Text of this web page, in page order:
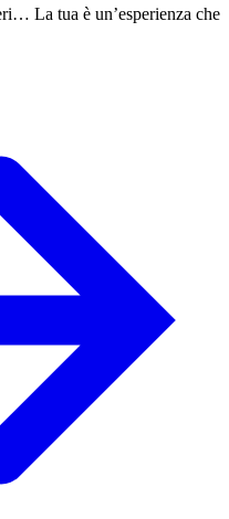
La tua è un’esperienza che